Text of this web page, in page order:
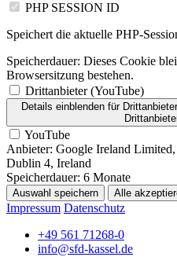
PHP SESSION ID
Speichert die aktuelle PHP-
Speicherdauer: Dieses Cookie
Browsersitzung bestehen.
Drittanbieter (YouTube)
Details einblendenfür
YouTube
Anbieter: Google Ireland
Dublin 4, Ireland
Speicherdauer: 6 Monate
Auswahl speichern Alle
Impressum Datenschutz
+49 561 71268-0
info@sfd-kassel.de